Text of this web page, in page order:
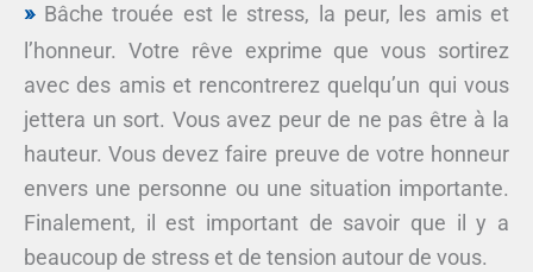
Bâche trouée est le stress, la peur, les amis et
l’honneur. Votre rêve exprime que vous sortirez
avec des amis et rencontrerez quelqu’un qui vous
jettera un sort. Vous avez peur de ne pas être à la
hauteur. Vous devez faire preuve de votre honneur
envers une personne ou une situation importante.
Finalement, il est important de savoir que il y a
beaucoup de stress et de tension autour de vous.